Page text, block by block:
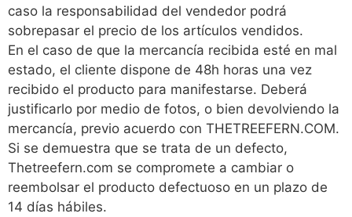
caso la responsabilidad del vendedor podrá
sobrepasar el precio de los artículos vendidos.
En el caso de que la mercancía recibida esté en mal
estado, el cliente dispone de 48h horas una vez
recibido el producto para manifestarse. Deberá
justificarlo por medio de fotos, o bien devolviendo la
mercancía, previo acuerdo con THETREEFERN.COM.
Si se demuestra que se trata de un defecto,
Thetreefern.com se compromete a cambiar o
reembolsar el producto defectuoso en un plazo de
14 días hábiles.